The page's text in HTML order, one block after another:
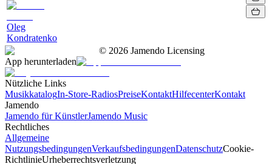
Oleg
Kondratenko
© 2026 Jamendo Licensing
App herunterladen
Nützliche Links
MusikkatalogIn-Store-RadiosPreiseKontaktHilfecenterKontakt
Jamendo
Jamendo für KünstlerJamendo Music
Rechtliches
Allgemeine
NutzungsbedingungenVerkaufsbedingungenDatenschutzCookie-
RichtlinieUrheberrechtsverletzung